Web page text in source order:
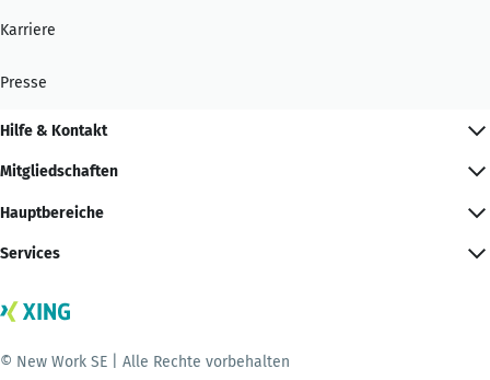
Karriere
Presse
Hilfe & Kontakt
Mitgliedschaften
Hauptbereiche
Services
© New Work SE | Alle Rechte vorbehalten